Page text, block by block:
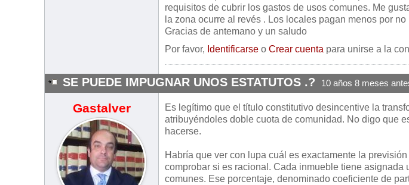
requisitos de cubrir los gastos de usos comunes. Me
la zona ocurre al revés . Los locales pagan menos por
Gracias de antemano y un saludo
Por favor, Identificarse o Crear cuenta para unirse a la
SE PUEDE IMPUGNAR UNOS ESTATUTOS .? 10 años 8 meses
Gastalver
Es legítimo que el título constitutivo desincentive la
atribuyéndoles doble cuota de comunidad. No digo que
hacerse.
Habría que ver con lupa cuál es exactamente la
comprobar si es racional. Cada inmueble tiene asignada
comunes. Ese porcentaje, denominado coeficiente de